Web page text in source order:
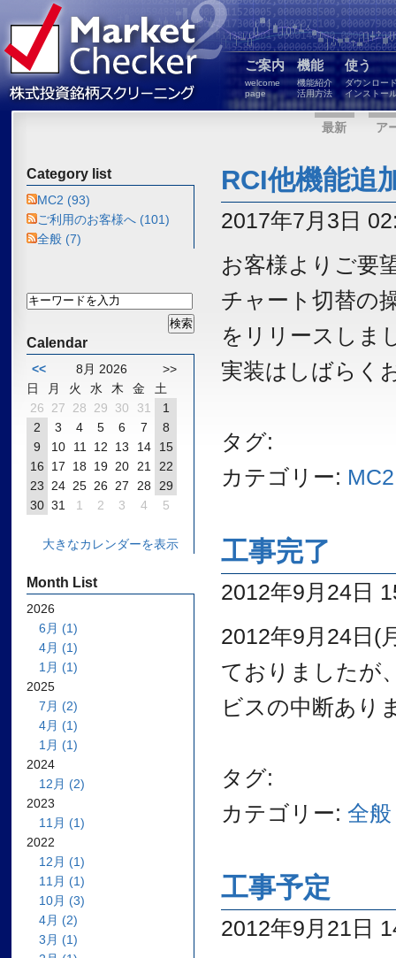
ご案内
welcome
page
機能
機能紹介
活用方法
使う
ダウンロー
インストー
最新 ア
RCI他機能追
2017年7月3日
お客様よりご要
チャート切替の
をリリースしま
実装はしばらく
タグ:
カテゴリー: MC2
工事完了
2012年9月24日
2012年9月24日(
ておりましたが
ビスの中断あり
タグ:
カテゴリー: 全般
工事予定
2012年9月21日
Category list
MC2 (93)
ご利用のお客様へ (101)
全般 (7)
Calendar
<< 8月 2026
>>
日
月 火 水 木 金
土
26
27 28 29 30 31
1
2
3 4 5 6 7
8
9
10 11 12 13 14
15
16
17 18 19 20 21
22
23
24 25 26 27 28
29
30 31 1 2 3 4 5
大きなカレンダーを表示
Month List
2026
6月 (1)
4月 (1)
1月 (1)
2025
7月 (2)
4月 (1)
1月 (1)
2024
12月 (2)
2023
11月 (1)
2022
12月 (1)
11月 (1)
10月 (3)
4月 (2)
3月 (1)